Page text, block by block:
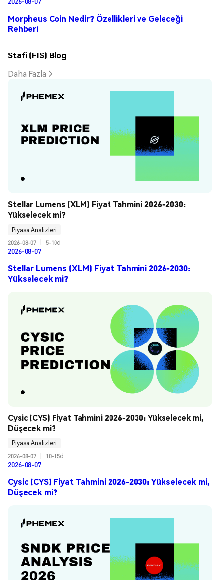
Morpheus Coin Nedir? Özellikleri ve Geleceği
Rehberi
Stafi (FIS) Blog
Daha Fazla
Stellar Lumens (XLM) Fiyat Tahmini 2026-2030:
Yükselecek mi?
Piyasa Analizleri
2026-08-07
5-10d
2026-08-07
Stellar Lumens (XLM) Fiyat Tahmini 2026-2030:
Yükselecek mi?
Cysic (CYS) Fiyat Tahmini 2026-2030: Yükselecek mi,
Düşecek mi?
Piyasa Analizleri
2026-08-07
10-15d
2026-08-07
Cysic (CYS) Fiyat Tahmini 2026-2030: Yükselecek mi,
Düşecek mi?